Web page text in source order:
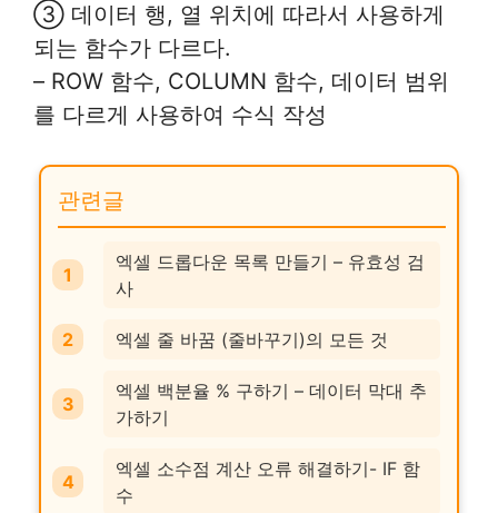
③ 데이터 행, 열 위치에 따라서 사용하게
되는 함수가 다르다.
– ROW 함수, COLUMN 함수, 데이터 범위
를 다르게 사용하여 수식 작성
관련글
엑셀 드롭다운 목록 만들기 – 유효성 검
사
엑셀 줄 바꿈 (줄바꾸기)의 모든 것
엑셀 백분율 % 구하기 – 데이터 막대 추
가하기
엑셀 소수점 계산 오류 해결하기- IF 함
수